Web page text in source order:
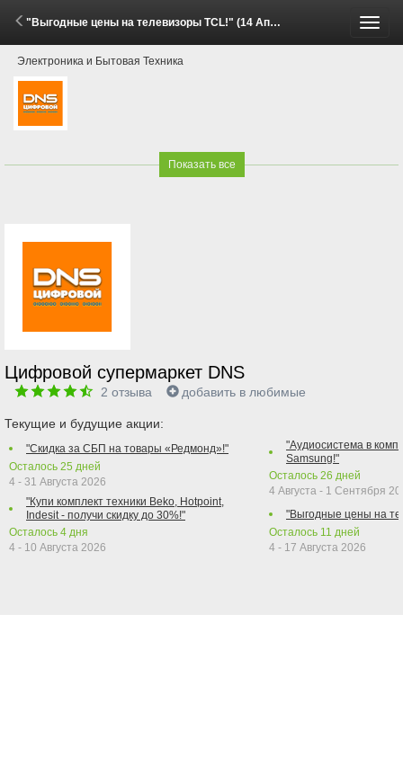
"Выгодные цены на телевизоры TCL!" (14 Апреля - 2 Июня 2026)
Электроника и Бытовая Техника
Показать все
Цифровой супермаркет DNS
2 отзыва добавить в любимые
Текущие и будущие акции:
"Скидка за СБП на товары «Редмонд»!"
Осталось 25 дней
4 - 31 Августа 2026
"Купи комплект техники Beko, Hotpoint,
Indesit - получи скидку до 30%!"
Осталось 4 дня
4 - 10 Августа 2026
"Аудиосистема в
Samsung!"
Осталось 26 дней
4 Августа - 1 Сентября
"Выгодные цены на
Осталось 11 дней
4 - 17 Августа 2026